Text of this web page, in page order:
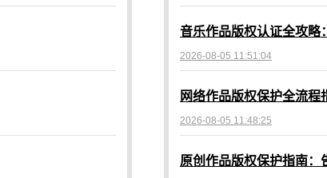
音乐作品版权认证全攻略
2026-08-05 11:51:04
2026-08-05 11:48:25